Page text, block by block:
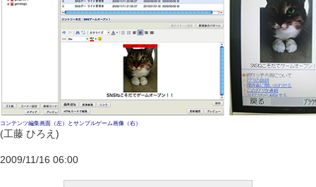
コンテンツ編集画面（左）とサンプルゲーム画像（右）
(工藤 ひろえ)
2009/11/16 06:00